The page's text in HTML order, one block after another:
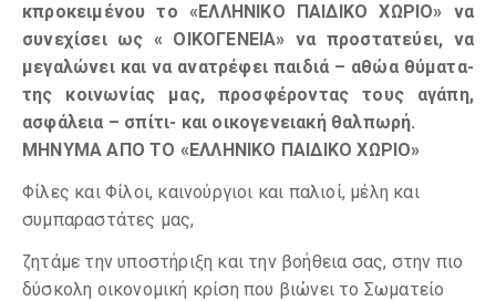
κπροκειμένου το «ΕΛΛΗΝΙΚΟ ΠΑΙΔΙΚΟ ΧΩΡΙΟ» να
συνεχίσει ως « ΟΙΚΟΓΕΝΕΙΑ» να προστατεύει, να
μεγαλώνει και να ανατρέφει παιδιά – αθώα θύματα-
της κοινωνίας μας, προσφέροντας τους αγάπη,
ασφάλεια – σπίτι- και οικογενειακή θαλπωρή.
ΜΗΝΥΜΑ ΑΠΟ ΤΟ «ΕΛΛΗΝΙΚΟ ΠΑΙΔΙΚΟ ΧΩΡΙΟ»
Φίλες και Φίλοι, καινούργιοι και παλιοί, μέλη και
συμπαραστάτες μας,
ζητάμε την υποστήριξη και την βοήθεια σας, στην πιο
δύσκολη οικονομική κρίση που βιώνει το Σωματείο